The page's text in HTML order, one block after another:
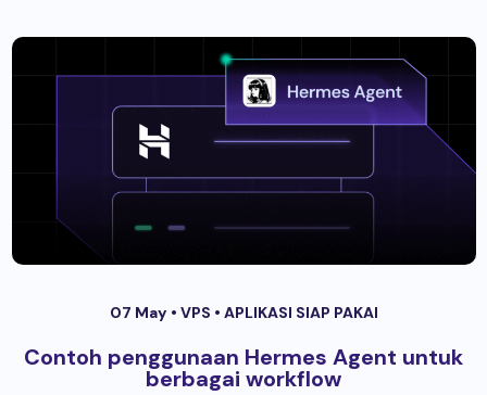
07 May • VPS • APLIKASI SIAP PAKAI
Contoh penggunaan Hermes Agent untuk
berbagai workflow